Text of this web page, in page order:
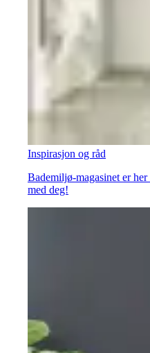
Inspirasjon og råd
Bademiljø-magasinet er
med deg!